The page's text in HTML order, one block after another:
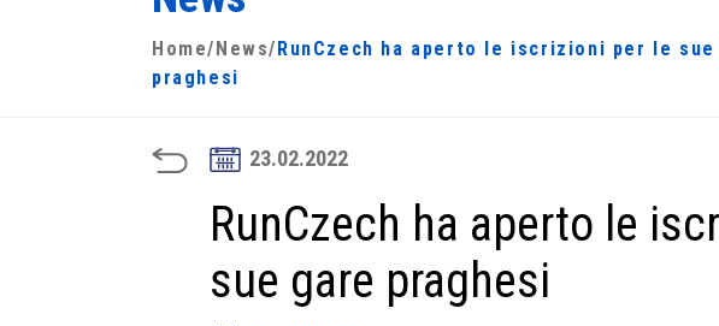
Home/ News/ RunCzech ha aperto le iscrizioni per le sue
praghesi
23.02.2022
RunCzech ha aperto le
sue gare praghesi